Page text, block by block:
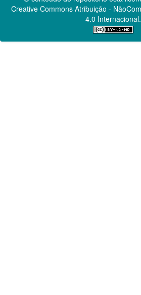
Creative CommonsAtribuição -
4.0 Internacional.